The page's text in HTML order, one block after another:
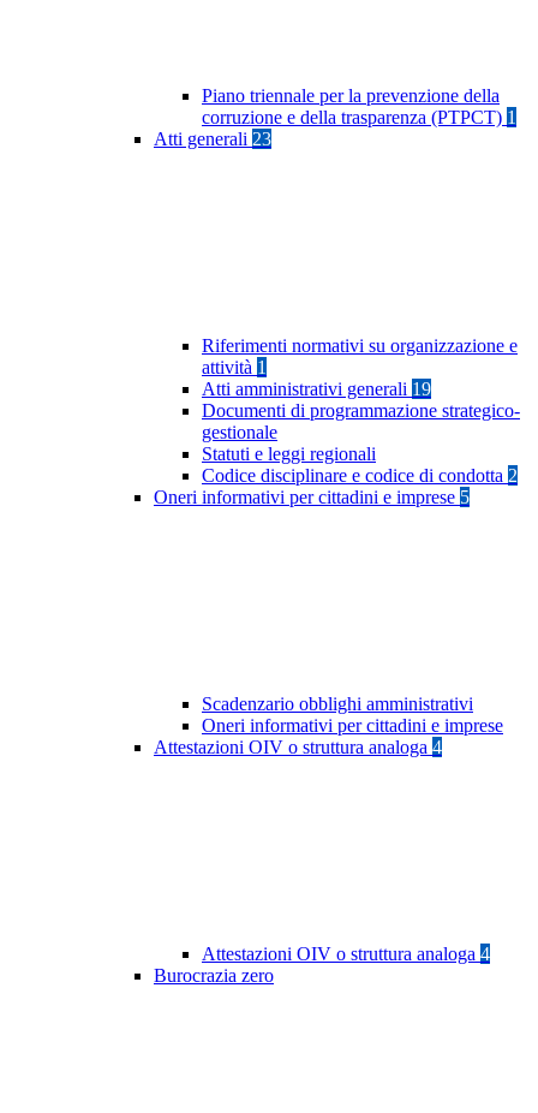
Piano triennale per la prevenzione della
corruzione e della trasparenza (PTPCT) 1
Atti generali 23
Riferimenti normativi su organizzazione e
attività 1
Atti amministrativi generali 19
Documenti di programmazione strategico-
gestionale
Statuti e leggi regionali
Codice disciplinare e codice di condotta 2
Oneri informativi per cittadini e imprese 5
Scadenzario obblighi amministrativi
Oneri informativi per cittadini e imprese
Attestazioni OIV o struttura analoga 4
Attestazioni OIV o struttura analoga 4
Burocrazia zero